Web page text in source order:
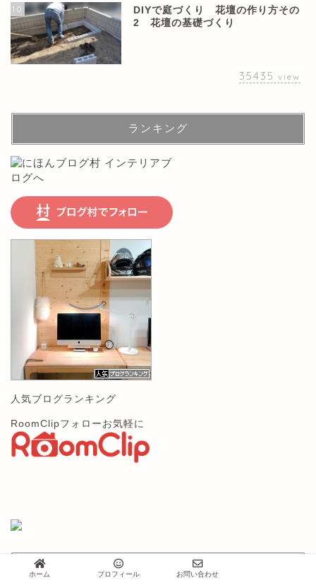
10
DIYで庭づくり 花壇の作り方その
2 花壇の基礎づくり
35435 view
ランキング
人気ブログランキング
RoomClipフォローお気軽に
メディア掲載
ホーム プロフィール お問い合わせ